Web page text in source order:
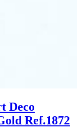
Deco
Ref.1872